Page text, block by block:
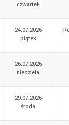
czwartek
24.07.2026
piątek
26.07.2026
niedziela
29.07.2026
środa